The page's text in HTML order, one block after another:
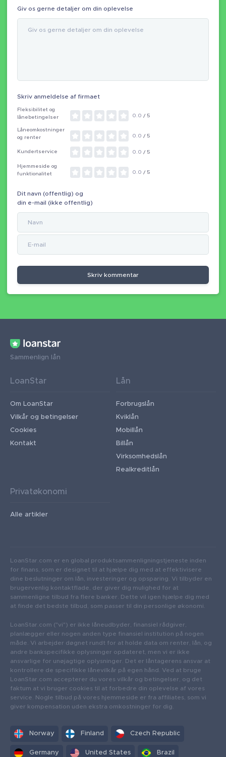
Giv os gerne detaljer om din oplevelse
Skriv anmeldelse af firmaet
Fleksibilitet og
lånebetingelser
0.0 / 5
Låneomkostninger
og renter
0.0 / 5
Kundertservice 0.0 / 5
Hjemmeside og
funktionalitet
0.0 / 5
Dit navn (offentlig) og
din e-mail (ikke offentlig)
Skriv kommentar
Sammenlign lån
LoanStar
Om LoanStar
Vilkår og betingelser
Cookies
Kontakt
Lån
Forbrugslån
Kviklån
Mobillån
Billån
Virksomhedslån
Realkreditlån
Privatøkonomi
Alle artikler
LoanStar.com er en global produktsammenligningstjeneste inden
for finans, som er designet til at hjælpe dig med at effektivisere
dine beslutninger om lån, investeringer og opsparing. Vi tilbyder en
brugervenlig kontaktflade, der giver dig mulighed for at
sammenligne tilbud fra flere banker. Dette vil igen hjælpe dig med
at finde det bedste tilbud, som passer til din personlige økonomi.
LoanStar.com ("vi") er ikke låneudbyder, finansiel rådgiver,
planlægger eller nogen anden type finansiel institution på nogen
måde. Vi arbejder døgnet rundt for at holde data om renter, lån, og
andre bankspecifikke oplysninger opdateret, men vi er ikke
ansvarlige for unøjagtige oplysninger. Det er låntagerens ansvar at
kontrollere de specifikke lånevilkår på egen hånd. Ved at bruge
LoanStar.com accepterer du vores vilkår og betingelser, og det
faktum at vi bruger cookies til at forbedre din oplevelse af vores
service. Nogle tilbud på vores hjemmeside er fra affiliates, som vi
giver kompensation uden ekstra omkostninger for dig.
Norway Finland Czech Republic
Germany United States Brazil